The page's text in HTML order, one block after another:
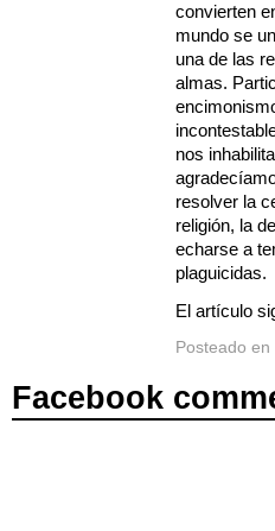
convierten
mundo se
una de las
almas.
nos
resolver la
religión, la
echarse a
plaguicidas.
El artículo
Posteado en
Facebook